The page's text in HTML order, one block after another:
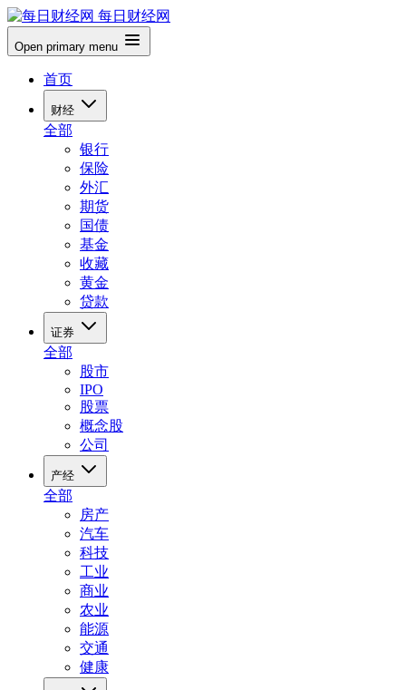
每日财经网
Open primary menu
首页
财经
全部
银行
保险
外汇
期货
国债
基金
收藏
黄金
贷款
证券
全部
股市
IPO
股票
概念股
公司
产经
全部
房产
汽车
科技
工业
商业
农业
能源
交通
健康